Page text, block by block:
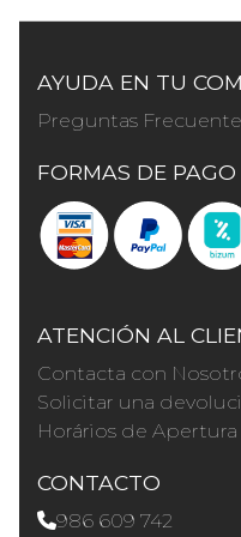
AYUDA EN TU
Preguntas
FORMAS DE PAGO
ATENCIÓN AL
Contacta con
Solicitar una
Horários de Apertura
CONTACTO
986 609 742